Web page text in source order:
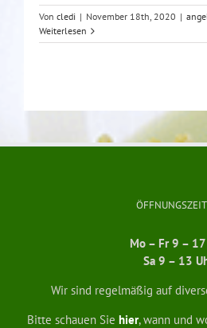
Voncledi | November 18th, 2020 |
Weiterlesen
Mo – Fr 9 –
Sa 9 – 13
Wir sind regelmäßig auf
Bitte schauen Sie hier, wann und